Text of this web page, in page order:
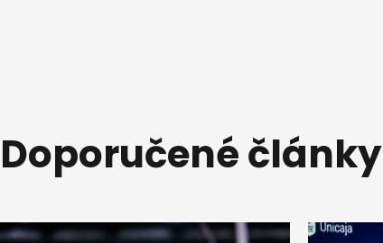
Doporučené články